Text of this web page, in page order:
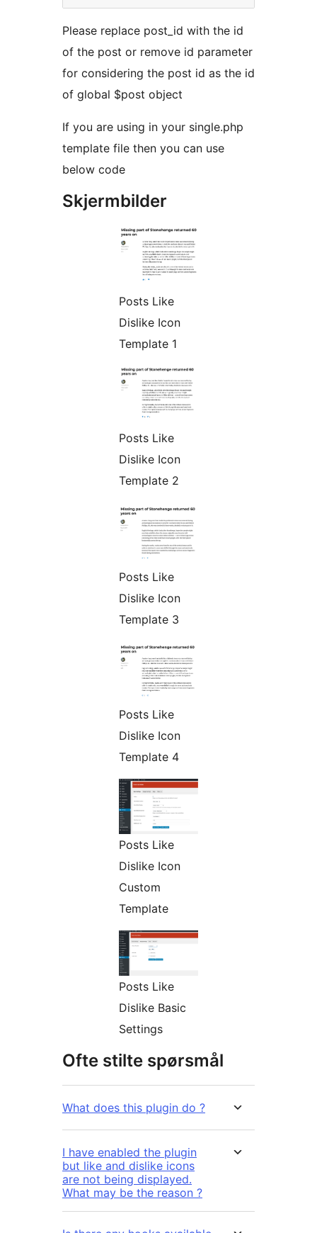
Please replace post_id with the id
of the post or remove id parameter
for considering the post id as the id
of global $post object
If you are using in your single.php
template file then you can use
below code
Skjermbilder
Posts Like
Dislike Icon
Template 1
Posts Like
Dislike Icon
Template 2
Posts Like
Dislike Icon
Template 3
Posts Like
Dislike Icon
Template 4
Posts Like
Dislike Icon
Custom
Template
Posts Like
Dislike Basic
Settings
Ofte stilte spørsmål
What does this plugin do ?
I have enabled the plugin
but like and dislike icons
are not being displayed.
What may be the reason ?